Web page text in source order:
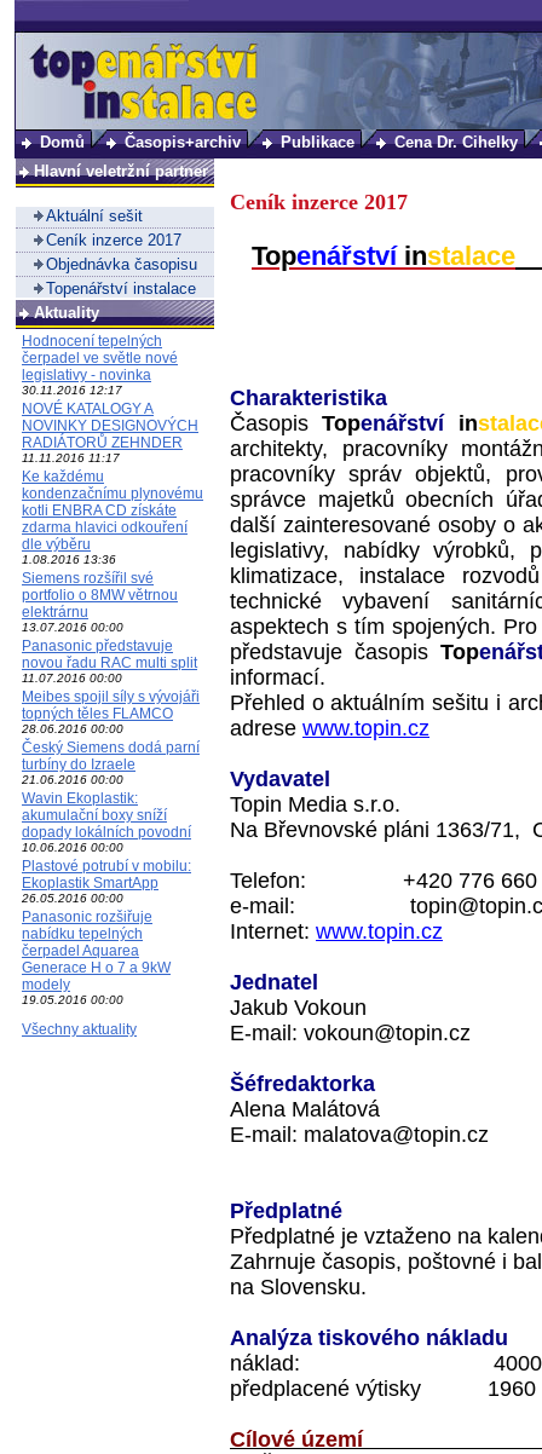
Domů Časopis+archiv Publikace
Cena Dr. Cihelky
Hlavní veletržní partner
Aktuální sešit
Ceník inzerce 2017
Objednávka časopisu
Topenářství instalace
Aktuality
Hodnocení tepelných
čerpadel ve světle nové
legislativy - novinka
30.11.2016 12:17
NOVÉ KATALOGY A
NOVINKY DESIGNOVÝCH
RADIÁTORŮ ZEHNDER
11.11.2016 11:17
Ke každému
kondenzačnímu plynovému
kotli ENBRA CD získáte
zdarma hlavici odkouření
dle výběru
1.08.2016 13:36
Siemens rozšířil své
portfolio o 8MW větrnou
elektrárnu
13.07.2016 00:00
Panasonic představuje
novou řadu RAC multi split
11.07.2016 00:00
Meibes spojil síly s vývojáři
topných těles FLAMCO
28.06.2016 00:00
Český Siemens dodá parní
turbíny do Izraele
21.06.2016 00:00
Wavin Ekoplastik:
akumulační boxy sníží
dopady lokálních povodní
10.06.2016 00:00
Plastové potrubí v mobilu:
Ekoplastik SmartApp
26.05.2016 00:00
Panasonic rozšiřuje
nabídku tepelných
čerpadel Aquarea
Generace H o 7 a 9kW
modely
19.05.2016 00:00
Všechny aktuality
Ceník inzerce 2017
Topenářství instalace
Charakteristika
ČasopisTopenářství in
architekty, pracovníky
pracovníky správ objektů,
správce majetků obecních
další zainteresované osoby o
legislativy, nabídky
klimatizace, instalace
technické vybavení
aspektech s tím spojených.
představuje časopis Top
informací.
Přehled o aktuálním sešitu i
adrese www.topin.cz
Vydavatel
Topin Media s.r.o.
Na Břevnovské pláni 1363/71,
Telefon:
+420 776 660
e-mail:
Internet: www.topin.cz
Jednatel
Jakub Vokoun
E-mail: vokoun@topin.cz
Šéfredaktorka
Alena Malátová
E-mail: malatova@topin.cz
Předplatné
Předplatné je vztaženo na
Zahrnuje časopis, poštovné i
na Slovensku.
Analýza tiskového nákladu
náklad:
předplacené výtisky
1960
Cílové území